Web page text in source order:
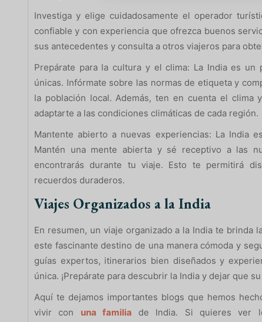
Investiga y elige cuidadosamente el operador
confiable y con experiencia que ofrezca buenos
sus antecedentes y consulta a otros viajeros para
Prepárate para la cultura y el clima: La India es
únicas. Infórmate sobre las normas de etiqueta y
la población local. Además, ten en cuenta el clima
adaptarte a las condiciones climáticas de cada región.
Mantente abierto a nuevas experiencias: La India
Mantén una mente abierta y sé receptivo a las
encontrarás durante tu viaje. Esto te permitirá
recuerdos duraderos.
Viajes Organizados a la India
En resumen, un viaje organizado a la India te brinda
este fascinante destino de una manera cómoda y
guías expertos, itinerarios bien diseñados y
única. ¡Prepárate para descubrir la India y dejar que
Aquí te dejamos importantes blogs que hemos
vivir con una familia de India. Si quieres ver